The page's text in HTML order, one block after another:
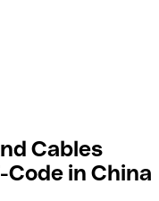
Cables
Code in China